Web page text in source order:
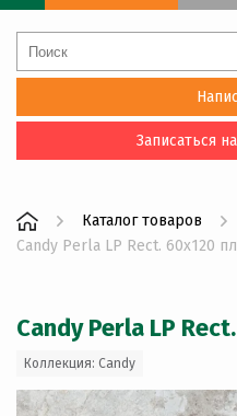
Записаться
Каталог товаров
Candy Perla LP Rect. 60x120
Candy Perla LP
Коллекция: Candy